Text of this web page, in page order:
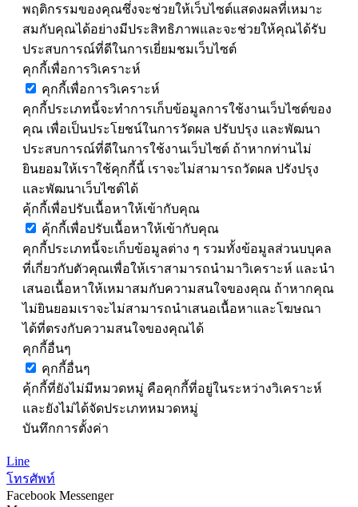
พฤติกรรมของคุณซึ่งจะช่วยให้เว็บไซต์แสดงผลที่เหมาะ
สมกับคุณได้อย่างมีประสิทธิภาพและจะช่วยให้คุณได้รับ
ประสบการณ์ที่ดีในการเยี่ยมชมเว็บไซต์
คุกกี้เพื่อการวิเคราะห์
คุกกี้เพื่อการวิเคราะห์
คุกกี้ประเภทนี้จะทำการเก็บข้อมูลการใช้งานเว็บไซต์ของ
คุณ เพื่อเป็นประโยชน์ในการวัดผล ปรับปรุง และพัฒนา
ประสบการณ์ที่ดีในการใช้งานเว็บไซต์ ถ้าหากท่านไม่
ยินยอมให้เราใช้คุกกี้นี้ เราจะไม่สามารถวัดผล ปรังปรุง
และพัฒนาเว็บไซต์ได้
คุ้กกี้เพื่อปรับเนื้อหาให้เข้ากับคุณ
คุ้กกี้เพื่อปรับเนื้อหาให้เข้ากับคุณ
คุกกี้ประเภทนี้จะเก็บข้อมูลต่าง ๆ รวมทั้งข้อมูลส่วนบบุคล
ที่เกี่ยวกับตัวคุณเพื่อให้เราสามารถนำมาวิเคราะห์ และนำ
เสนอเนื้อหาให้เหมาสมกับความสนใจของคุณ ถ้าหากคุณ
ไม่ยินยอมเราจะไม่สามารถนำเสนอเนื้อหาและโฆษณา
ได้ที่ตรงกับความสนใจของคุณได้
คุกกี้อื่นๆ
คุกกี้อื่นๆ
คุ้กกี้ที่ยังไม่มีหมวดหมู่ คือคุกกี้ที่อยู่ในระหว่างวิเคราะห์
และยังไม่ได้จัดประเภทหมวดหมู่
บันทึกการตั้งค่า
Line
โทรศัพท์
Facebook Messenger